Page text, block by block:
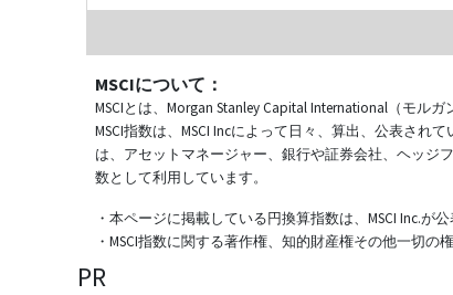
MSCIについて：
MSCIとは、Morgan Stanley Capital International（モル
MSCI指数は、MSCI Incによって日々、算出、公表さ
は、アセットマネージャー、銀行や証券会社、ヘッジ
数として利用しています。
・本ページに掲載している円換算指数は、MSCI Inc.が
・MSCI指数に関する著作権、知的財産権その他一切の権
PR